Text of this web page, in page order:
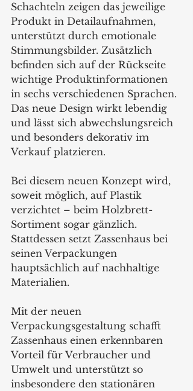
Schachteln zeigen das jeweilige
Produkt in Detailaufnahmen,
unterstützt durch emotionale
Stimmungsbilder. Zusätzlich
befinden sich auf der Rückseite
wichtige Produktinformationen
in sechs verschiedenen Sprachen.
Das neue Design wirkt lebendig
und lässt sich abwechslungsreich
und besonders dekorativ im
Verkauf platzieren.
Bei diesem neuen Konzept wird,
soweit möglich, auf Plastik
verzichtet – beim Holzbrett-
Sortiment sogar gänzlich.
Stattdessen setzt Zassenhaus bei
seinen Verpackungen
hauptsächlich auf nachhaltige
Materialien.
Mit der neuen
Verpackungsgestaltung schafft
Zassenhaus einen erkennbaren
Vorteil für Verbraucher und
Umwelt und unterstützt so
insbesondere den stationären